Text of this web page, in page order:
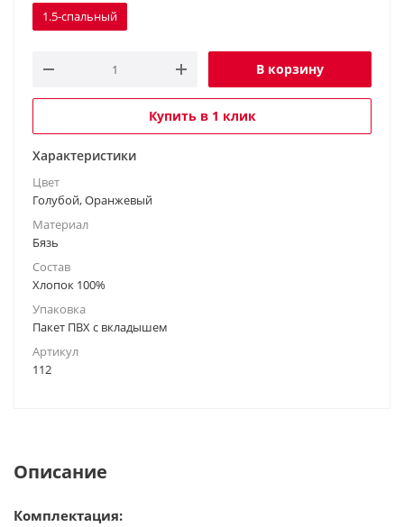
1.5-спальный
В корзину
Купить в 1 клик
Характеристики
Цвет
Голубой, Оранжевый
Материал
Бязь
Состав
Хлопок 100%
Упаковка
Пакет ПВХ с вкладышем
Артикул
112
Описание
Комплектация: